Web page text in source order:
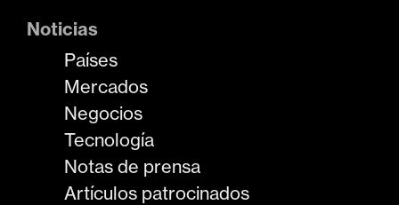
Noticias
Países
Mercados
Negocios
Tecnología
Notas de prensa
Artículos patrocinados